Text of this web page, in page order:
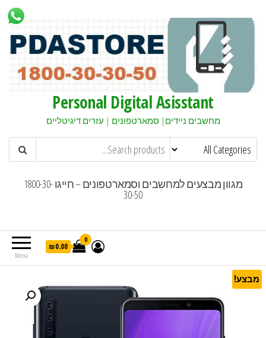
Personal Digital Asisstant
מחשבים ניידים| סמארטפונים | עזרים דיגיטליים
מגוון מבצעים למחשבים וסמארטפונים – חייגו 1800-30-
30-50
Menu
0
₪0.00
מבצע!